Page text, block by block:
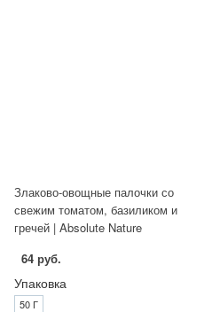
Злаково-овощные палочки со
свежим томатом, базиликом и
гречей | Absolute Nature
64 руб.
Упаковка
50 Г